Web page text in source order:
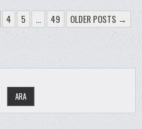
4 5 … 49 OLDER POSTS →
ARA